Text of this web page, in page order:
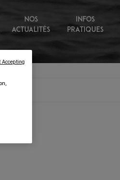
NOS
ACTUALITÉS
INFOS
PRATIQUES
Accepting